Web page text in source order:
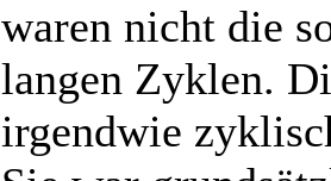
waren nicht die
langen Zyklen.
irgendwie